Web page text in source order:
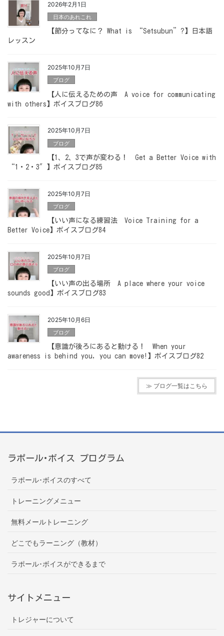
2026年2月1日
日本のあれこれ
【節分ってなに？ What is “Setsubun”?】日本語
レッスン
2025年10月7日
ブログ
【人に伝えるための声 A voice for communicating
with others】ボイスブログ86
2025年10月7日
ブログ
【1、2、3で声が変わる！ Get a Better Voice with
“1・2・3″】ボイスブログ85
2025年10月7日
ブログ
【いい声になる練習法 Voice Training for a
Better Voice】ボイスブログ84
2025年10月7日
ブログ
【いい声の出る場所 A place where your voice
sounds good】ボイスブログ83
2025年10月6日
ブログ
【意識が後ろにあると動ける！ When your
awareness is behind you, you can move!】ボイスブログ82
≫ ブログ一覧はこちら
ラポール･ボイス プログラム
ラポール･ボイスのすべて
トレーニングメニュー
無料メールトレーニング
どこでもラーニング（教材）
ラポール･ボイスができるまで
サイトメニュー
トレジャーについて